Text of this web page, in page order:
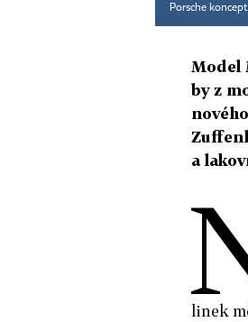
Porsche
Model
by z
a
linek